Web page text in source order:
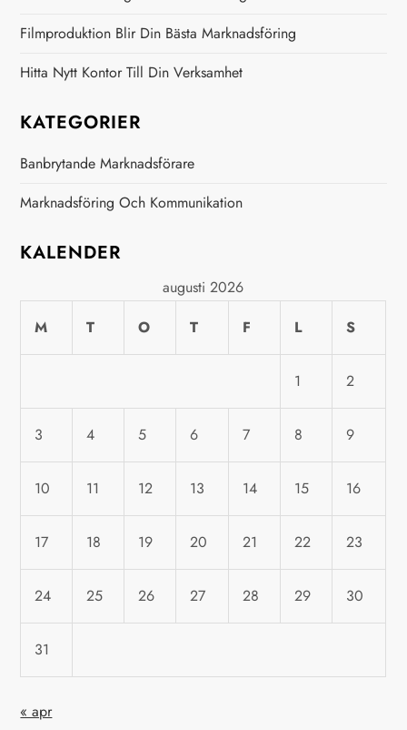
n
a
v
i
g
e
i
n
g
Filmproduktion Blir Din Bästa Marknadsföring
Hitta Nytt Kontor Till Din Verksamhet
KATEGORIER
Banbrytande Marknadsförare
Marknadsföring Och Kommunikation
KALENDER
augusti 2026
M
T O T F L S
1 2
3 4 5 6 7 8 9
10 11 12 13 14 15 16
17 18 19 20 21 22 23
24 25 26 27 28 29 30
31
« apr